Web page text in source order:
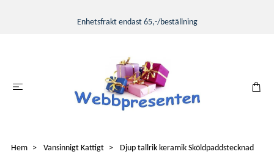
Enhetsfrakt endast 65,-/beställning
Hem Vansinnigt Kattigt Djup tallrik keramik Sköldpaddstecknad